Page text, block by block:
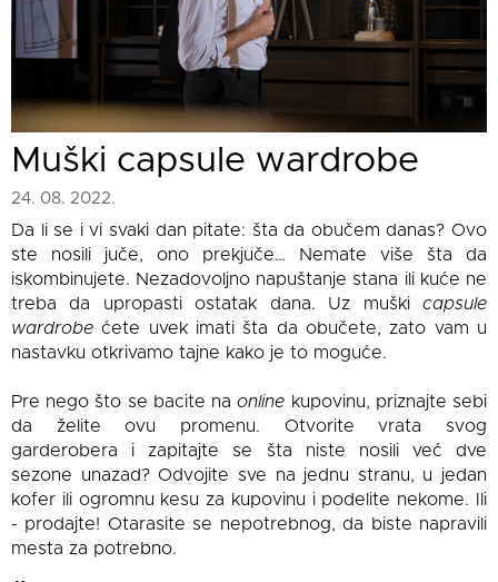
Muški capsule wardrobe
24. 08. 2022.
Da li se i vi svaki dan pitate: šta da obučem danas? Ovo
ste nosili juče, ono prekjuče… Nemate više šta da
iskombinujete. Nezadovoljno napuštanje stana ili kuće ne
treba da upropasti ostatak dana. Uz muški capsule
wardrobe ćete uvek imati šta da obučete, zato vam u
nastavku otkrivamo tajne kako je to moguće.
Pre nego što se bacite naonline kupovinu, priznajte sebi
da želite ovu promenu. Otvorite vrata svog
garderobera i zapitajte se šta niste nosili već dve
sezone unazad? Odvojite sve na jednu stranu, u jedan
kofer ili ogromnu kesu za kupovinu i podelite nekome. Ili
- prodajte! Otarasite se nepotrebnog, da biste napravili
mesta za potrebno.